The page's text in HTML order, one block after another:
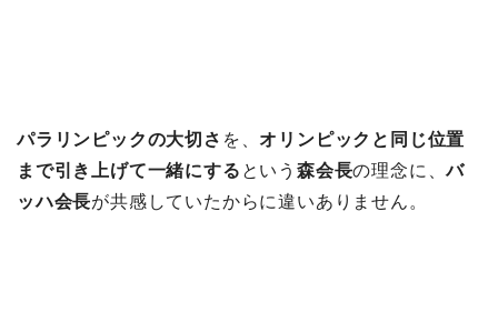
パラリンピックの大切さ を、 オリンピックと同じ位置
まで引き上げて一緒にする という森会長の理念に、バ
ッハ会長が共感していたからに違いありません。